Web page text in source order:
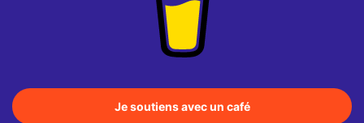
Je soutiens avec un café